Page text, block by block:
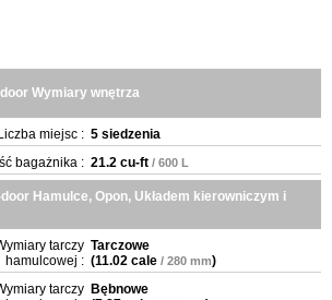
Wymiary wnętrza
Liczba miejsc : 5 siedzenia
bagażnika : 21.2 cu-ft / 600 L
Hamulce, Opon, Układem kierowniczym i
tarczy
hamulcowej :
Tarczowe
(11.02 cale / 280 mm)
tarczy Bębnowe